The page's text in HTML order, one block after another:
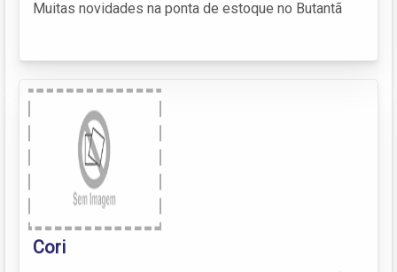
Muitas novidades na ponta de estoque no Butantã
Cori